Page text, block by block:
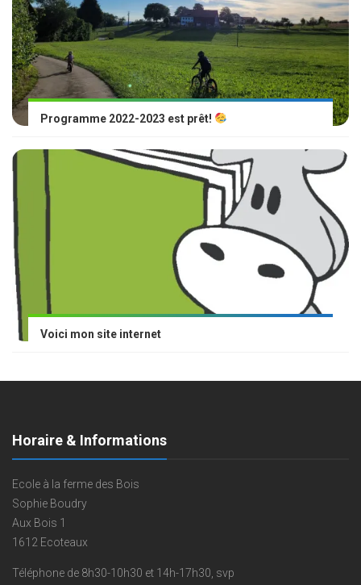
Programme 2022-2023 est prêt!
Voici mon site internet
Horaire & Informations
Ecole à la ferme des Bois
Sophie Boudry
Aux Bois 1
1612 Ecoteaux
Téléphone de 8h30-10h30 et 14h-17h30, svp